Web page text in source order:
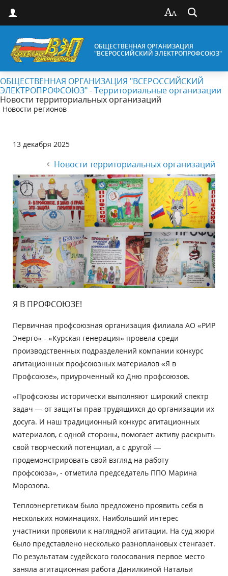
ОБЩЕСТВЕННАЯ ОРГАНИЗАЦИЯ
"ВСЕРОССИЙСКИЙ ЭЛЕКТРОПРОФСОЮЗ"
ОБЩЕСТВЕННАЯ ОРГАНИЗАЦИЯ "ВСЕРОССИЙСКИЙ
ЭЛЕКТРОПРОФСОЮЗ" - Территориальные организации
Новости территориальных организаций
Новости регионов
13 декабря 2025
Новости территориальных организаций
Я В ПРОФСОЮЗЕ!
Первичная профсоюзная организация филиала АО «РИР
Энерго» - «Курская генерация» провела среди
производственных подразделений компании конкурс
агитационных профсоюзных материалов «Я в
Профсоюзе», приуроченный ко Дню профсоюзов.
«Профсоюзы исторически выполняют широкий спектр
задач — от защиты прав трудящихся до организации их
досуга. И наш традиционный конкурс агитационных
материалов, с одной стороны, помогает активу раскрыть
свой творческий потенциал, а с другой —
продемонстрировать свой взгляд на работу
профсоюза», - отметила председатель ППО Марина
Морозова.
Теплоэнергетикам было предложено проявить себя в
нескольких номинациях. Наибольший интерес
участники проявили к наглядной агитации. На суд жюри
было представлено несколько разноплановых стенгазет.
По результатам судейского голосования первое место
заняла агитационная работа Данилкиной Натальи